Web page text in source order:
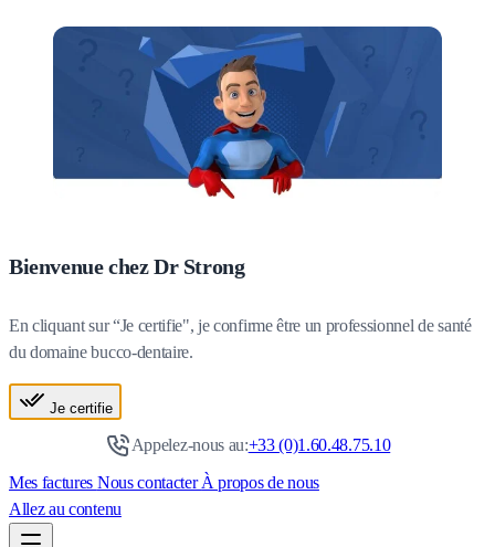
Bienvenue chez Dr Strong
En cliquant sur “Je certifie", je confirme être un professionnel de santé
du domaine bucco-dentaire.
Je certifie
Appelez-nous au:+33 (0)1.60.48.75.10
Mes factures Nous contacterÀ propos de nous
Allez au contenu